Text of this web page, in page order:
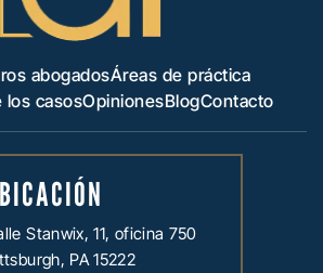
abogadosÁreas de práctica
los casosOpinionesBlogContacto
Stanwix, 11, oficina 750
PA 15222